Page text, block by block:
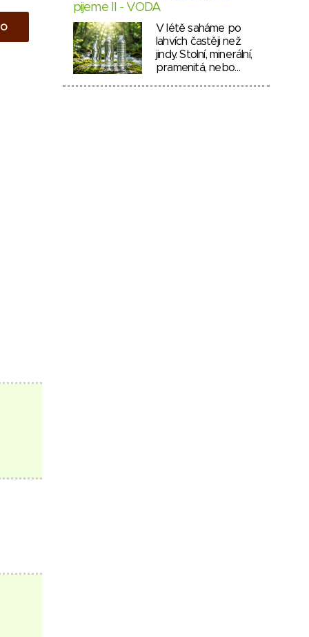
pijeme II - VODA
V létě saháme po
lahvích častěji než
jindy. Stolní, minerální,
pramenitá, nebo…